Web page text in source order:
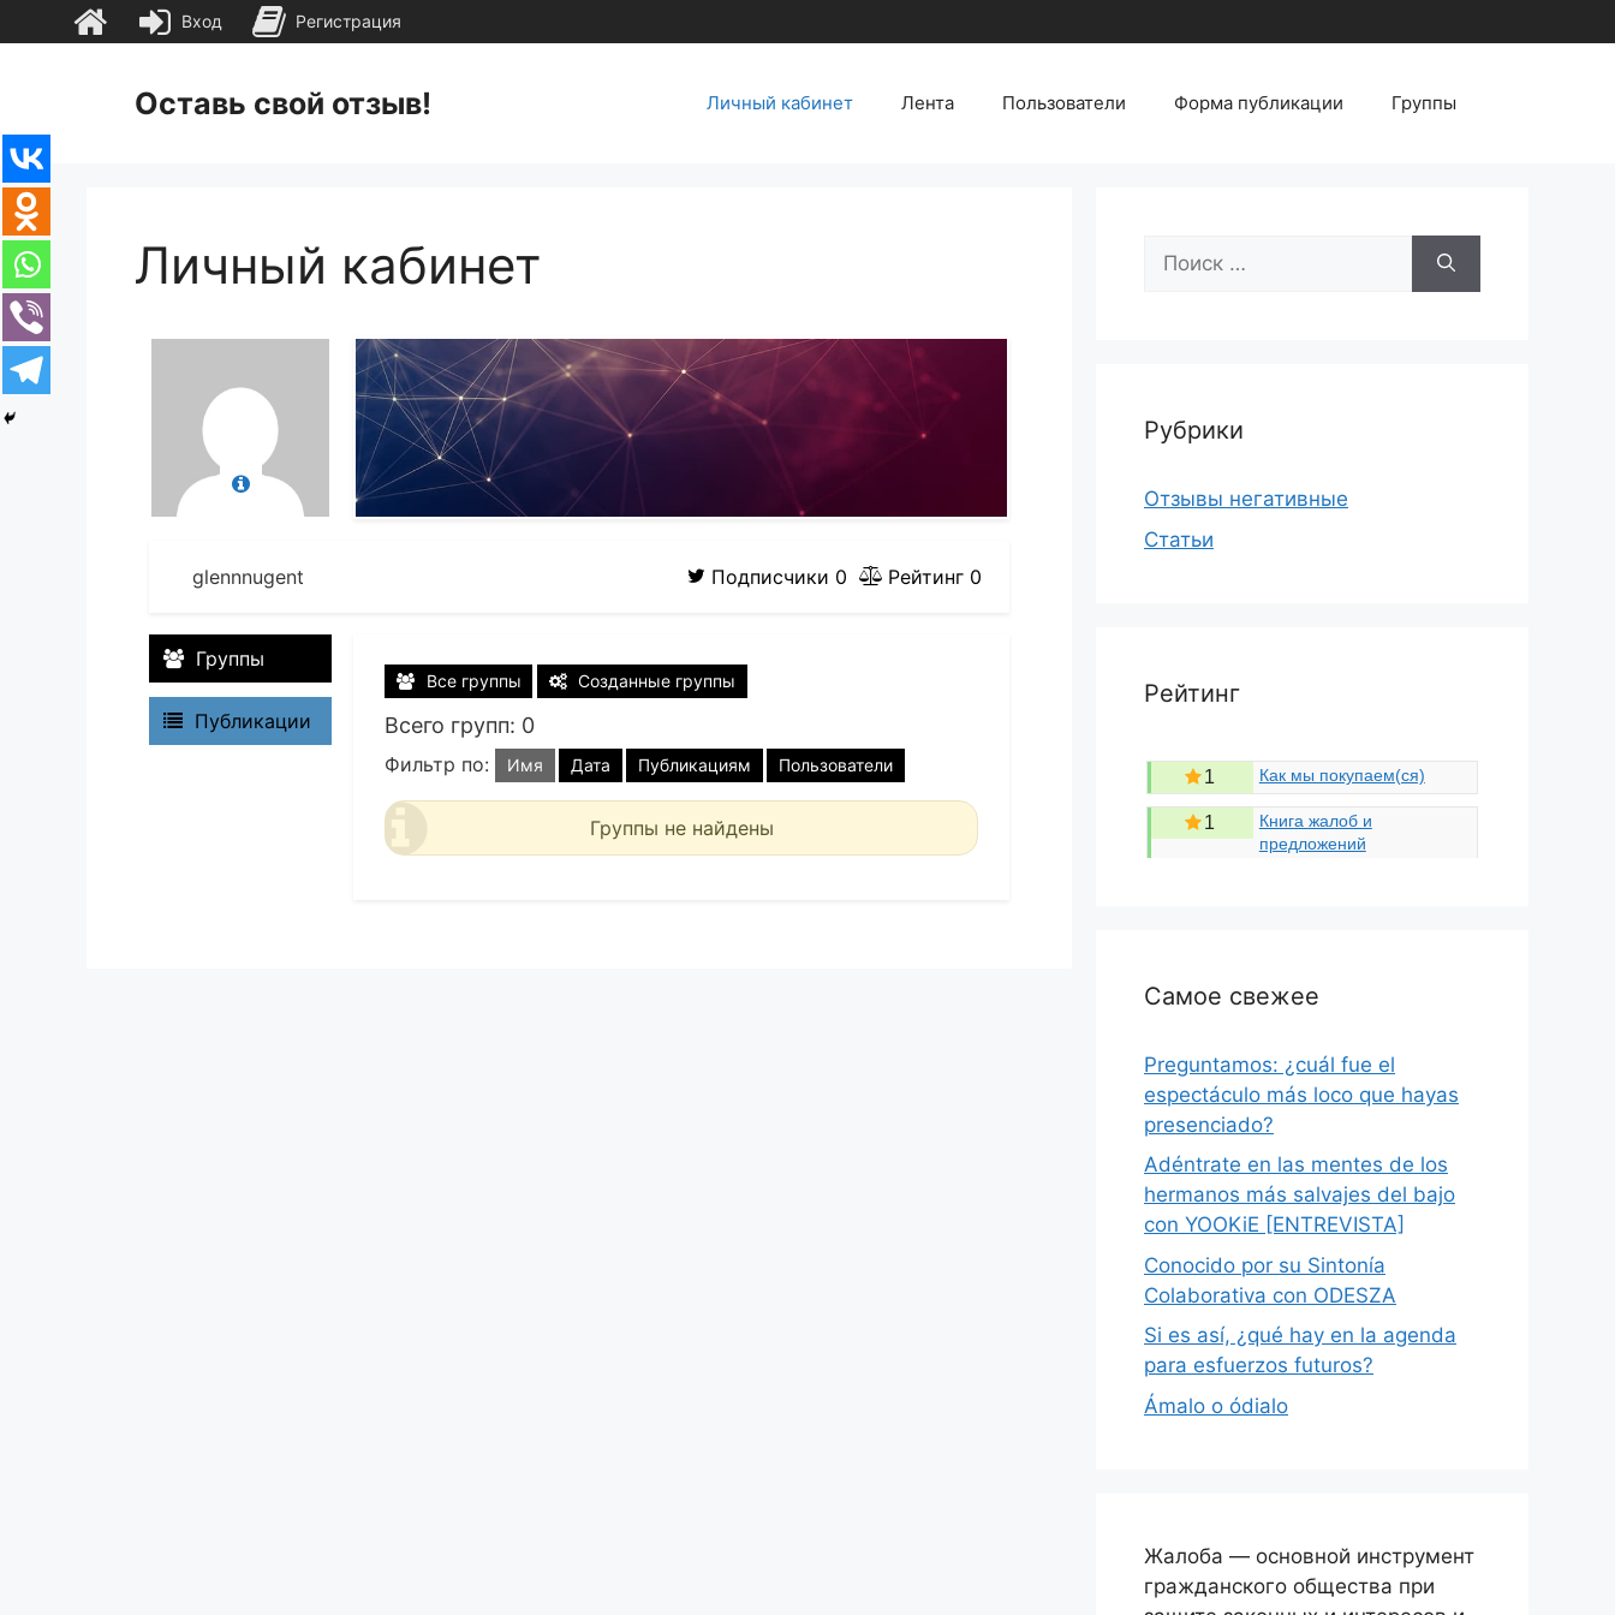
содержимомуОставь свой отзыв! Личный кабинет Лента Пользователи Форма публикации Группы
Личный кабинет
glennnugent Подписчики 0 Рейтинг 0
Группы
Публикации
Все группы Созданные группы
Всего групп: 0
Фильтр по: Имя Дата Публикациям Пользователи
Группы не найдены
Поиск:
Рубрики
Отзывы негативные
Статьи
Рейтинг
1 Как мы покупаем(ся)
1
Книга жалоб и
предложений
Самое свежее
Preguntamos: ¿cuál fue el
espectáculo más loco que hayas
presenciado?
Adéntrate en las mentes de los
hermanos más salvajes del bajo
con YOOKiE [ENTREVISTA]
Conocido por su Sintonía
Colaborativa con ODESZA
Si es así, ¿qué hay en la agenda
para esfuerzos futuros?
Ámalo o ódialo
Жалоба — основной инструмент
гражданского общества при
Вход Регистрация